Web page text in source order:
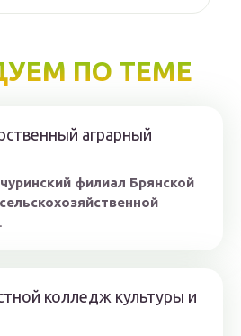
ПО ТЕМЕ
аграрный
филиал Брянской
колледж культуры и